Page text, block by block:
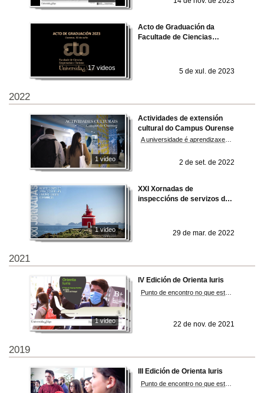
17 videos
Acto de Graduación da
Facultade de Ciencias
5 de xul. de 2023
2022
1 video
Actividades de extensión
cultural do Campus Ourense
2 de set. de 2022
1 video
XXI Xornadas de
inspeccións de servizos das
29 de mar. de 2022
2021
1 video
IV Edición de Orienta Iuris
22 de nov. de 2021
2019
III Edición de Orienta Iuris